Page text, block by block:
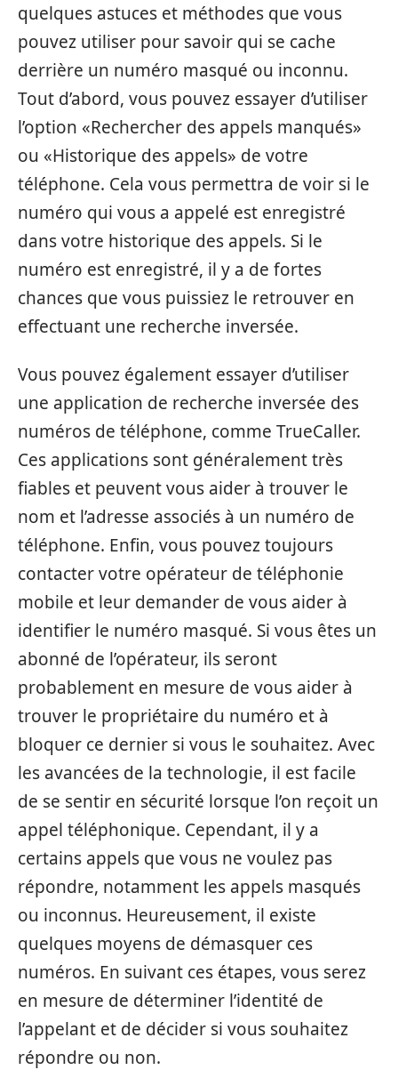
quelques astuces et méthodes que vous
pouvez utiliser pour savoir qui se cache
derrière un numéro masqué ou inconnu.
Tout d’abord, vous pouvez essayer d’utiliser
l’option «Rechercher des appels manqués»
ou «Historique des appels» de votre
téléphone. Cela vous permettra de voir si le
numéro qui vous a appelé est enregistré
dans votre historique des appels. Si le
numéro est enregistré, il y a de fortes
chances que vous puissiez le retrouver en
effectuant une recherche inversée.
Vous pouvez également essayer d’utiliser
une application de recherche inversée des
numéros de téléphone, comme TrueCaller.
Ces applications sont généralement très
fiables et peuvent vous aider à trouver le
nom et l’adresse associés à un numéro de
téléphone. Enfin, vous pouvez toujours
contacter votre opérateur de téléphonie
mobile et leur demander de vous aider à
identifier le numéro masqué. Si vous êtes un
abonné de l’opérateur, ils seront
probablement en mesure de vous aider à
trouver le propriétaire du numéro et à
bloquer ce dernier si vous le souhaitez. Avec
les avancées de la technologie, il est facile
de se sentir en sécurité lorsque l’on reçoit un
appel téléphonique. Cependant, il y a
certains appels que vous ne voulez pas
répondre, notamment les appels masqués
ou inconnus. Heureusement, il existe
quelques moyens de démasquer ces
numéros. En suivant ces étapes, vous serez
en mesure de déterminer l’identité de
l’appelant et de décider si vous souhaitez
répondre ou non.